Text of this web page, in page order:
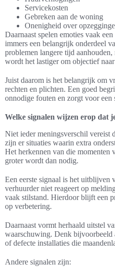
Servicekosten
Gebreken aan de woning
Onenigheid over
Daarnaast spelen emoties vaak
immers een belangrijk onderdeel
problemen langere tijd
wordt het lastiger om objectief
Juist daarom is het belangrijk om
rechten en plichten. Een goed
onnodige fouten en zorgt voor een
Welke signalen wijzen erop dat
Niet ieder meningsverschil vereist
zijn er situaties waarin extra
Het herkennen van die momenten
groter wordt dan nodig.
Een eerste signaal is het uitblijven
verhuurder niet reageert op
vaak stilstand. Hierdoor blijft een
op verbetering.
Daarnaast vormt herhaald uitstel
waarschuwing. Denk bijvoorbeeld
of defecte installaties die
Andere signalen zijn: